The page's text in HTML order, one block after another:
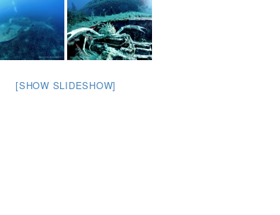
[SHOW SLIDESHOW]